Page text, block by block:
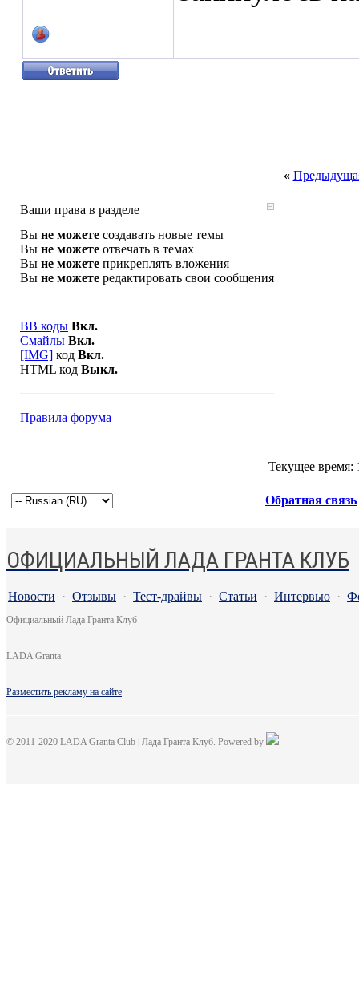
«
Ваши права в разделе
Вы не можете создавать новые темы
Вы не можете отвечать в темах
Вы не можете прикреплять вложения
Вы не можете редактировать свои сообщения
BB коды Вкл.
Смайлы Вкл.
[IMG] код Вкл.
HTML код Выкл.
Правила форума
Текущее время:
Обратная связь
ОФИЦИАЛЬНЫЙ ЛАДА ГРАНТА КЛУБ
Новости · Отзывы · Тест-драйвы · Статьи · Интервью ·
Официальный Лада Гранта Клуб
LADA Granta
Разместить рекламу на сайте
© 2011-2020 LADA Granta Club | Лада Гранта Клуб. Powered by